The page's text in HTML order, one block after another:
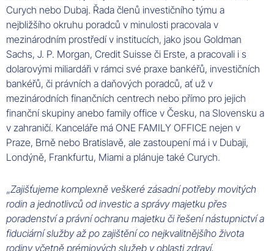
Curych nebo Dubaj. Řada členů investičního týmu a
nejbližšího okruhu poradců v minulosti pracovala v
mezinárodním prostředí v institucích, jako jsou Goldman
Sachs, J. P. Morgan, Credit Suisse či Erste, a pracovali i s
dolarovými miliardáři v rámci své praxe bankéřů, investičních
bankéřů, či právních a daňových poradců, ať už v
mezinárodních finančních centrech nebo přímo pro jejich
finanční skupiny anebo family office v Česku, na Slovensku a
v zahraničí. Kanceláře má ONE FAMILY OFFICE nejen v
Praze, Brně nebo Bratislavě, ale zastoupení má i v Dubaji,
Londýně, Frankfurtu, Miami a plánuje také Curych.
„Zajišťujeme komplexně veškeré zásadní potřeby movitých
rodin a jednotlivců od investic a správy majetku přes
poradenství a právní ochranu majetku či řešení nástupnictví a
fiduciární služby až po zajištění co nejkvalitnějšího života
rodiny včetně prémiových služeb v oblasti zdraví,